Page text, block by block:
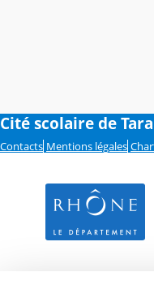
Cité scolaire de
Contacts Mentions légales